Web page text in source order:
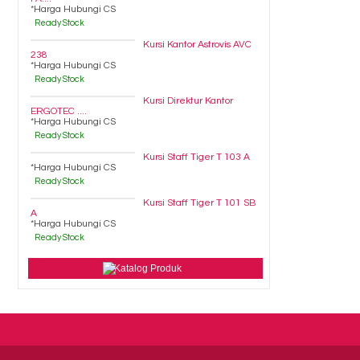
*Harga Hubungi CS
Ready Stock
Kursi Kantor Astrovis AVC
238
*Harga Hubungi CS
Ready Stock
Kursi Direktur Kantor
ERGOTEC ....
*Harga Hubungi CS
Ready Stock
Kursi Staff Tiger T 103 A
*Harga Hubungi CS
Ready Stock
Kursi Staff Tiger T 101 SB
A
*Harga Hubungi CS
Ready Stock
Katalog Produk